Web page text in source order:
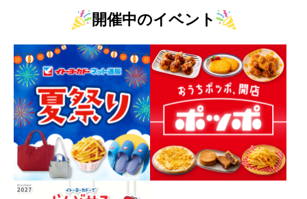
開催中のイベント